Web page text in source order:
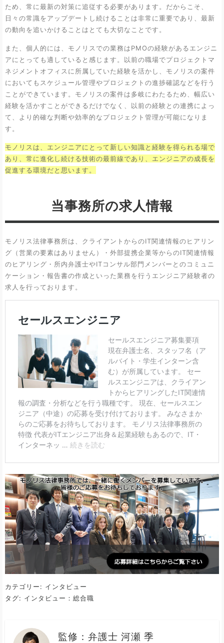
ため、常に最新の対策に追従する必要があります。だからこそ、
日々の常識をアップデートし続けることは非常に重要であり、最新
の動向を追いかけることはとても大切なことです。
また、個人的には、モノリスでの業務はPMOの経験があるエンジニ
アにとっても適していると感じます。以前の職場でプロジェクトマ
ネジメントオフィスに所属していた経験を活かし、モノリスの案件
においてもスケジュール管理やプロジェクトの進捗確認などを行う
ことができています。モノリスの案件は多岐にわたるため、幅広い
経験を活かすことができるだけでなく、以前の経験との連携によっ
て、より的確な判断や効率的なプロジェクト管理が可能になりま
す。
モノリスは、エンジニアにとって新しい知識と経験を得られる場で
あり、常に進化し続ける技術の最前線であり、エンジニアの成長を
促進する環境だと思います。
当事務所の求人情報
モノリス法律事務所は、クライアントからのIT関連情報のヒアリン
グ（営業の要素はありません）・外部提携企業等からのIT関連情報
のヒアリング・所内弁護士やITコンサル部門メンバーとのコミュニ
ケーション・報告書の作成といった業務を行うエンジニア経験者の
求人を行っております。
カテゴリー: インタビュー
タグ: インタビュー：総合職
監修： 弁護士 河瀬 季